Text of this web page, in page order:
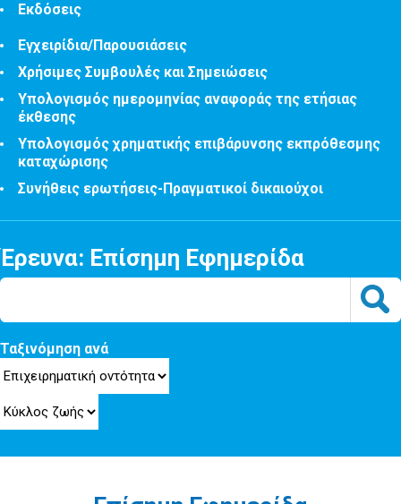
Εκδόσεις
Εγχειρίδια/Παρουσιάσεις
Χρήσιμες Συμβουλές και Σημειώσεις
Υπολογισμός ημερομηνίας αναφοράς της ετήσιας
έκθεσης
Υπολογισμός χρηματικής επιβάρυνσης εκπρόθεσμης
καταχώρισης
Συνήθεις ερωτήσεις-Πραγματικοί δικαιούχοι
Έρευνα: Επίσημη Εφημερίδα
Ταξινόμηση ανά